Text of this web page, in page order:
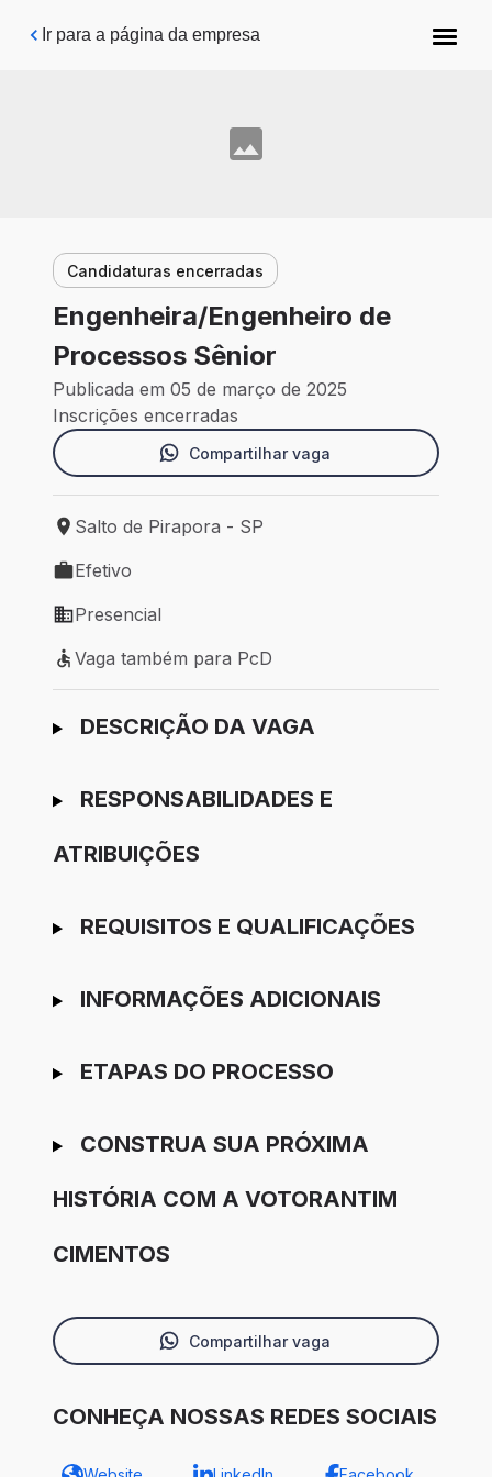
Pular para o conteúdo principal
Ir para a página da empresa
Candidaturas encerradas
Engenheira/Engenheiro de
Processos Sênior
Publicada em 05 de março de 2025
Inscrições encerradas
Compartilhar vaga
Local de trabalho: Salto de Pirapora - SP
Salto de Pirapora - SP
Tipo de vaga: Efetivo
Efetivo
Modelo de trabalho: Presencial
Presencial
Vaga também para PcD
Vaga também para PcD
Ir para candidatura
DESCRIÇÃO DA VAGA
RESPONSABILIDADES E
ATRIBUIÇÕES
REQUISITOS E QUALIFICAÇÕES
INFORMAÇÕES ADICIONAIS
ETAPAS DO PROCESSO
CONSTRUA SUA PRÓXIMA
HISTÓRIA COM A VOTORANTIM
CIMENTOS
Compartilhar vaga
CONHEÇA NOSSAS REDES SOCIAIS